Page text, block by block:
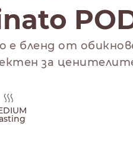
е бленд от
за